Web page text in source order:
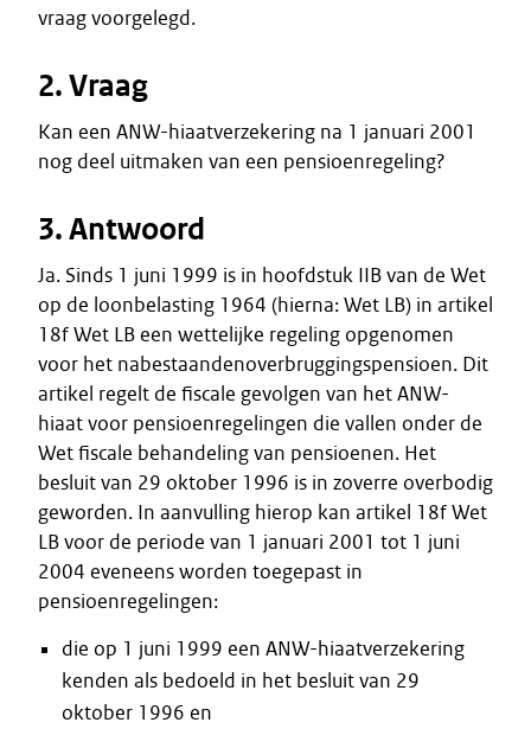
vraag voorgelegd.
2. Vraag
Kan een ANW-hiaatverzekering na 1 januari 2001
nog deel uitmaken van een pensioenregeling?
3. Antwoord
Ja. Sinds 1 juni 1999 is in hoofdstuk IIB van de Wet
op de loonbelasting 1964 (hierna: Wet LB) in artikel
18f Wet LB een wettelijke regeling opgenomen
voor het nabestaandenoverbruggingspensioen. Dit
artikel regelt de fiscale gevolgen van het ANW-
hiaat voor pensioenregelingen die vallen onder de
Wet fiscale behandeling van pensioenen. Het
besluit van 29 oktober 1996 is in zoverre overbodig
geworden. In aanvulling hierop kan artikel 18f Wet
LB voor de periode van 1 januari 2001 tot 1 juni
2004 eveneens worden toegepast in
pensioenregelingen:
die op 1 juni 1999 een ANW-hiaatverzekering
kenden als bedoeld in het besluit van 29
oktober 1996 en